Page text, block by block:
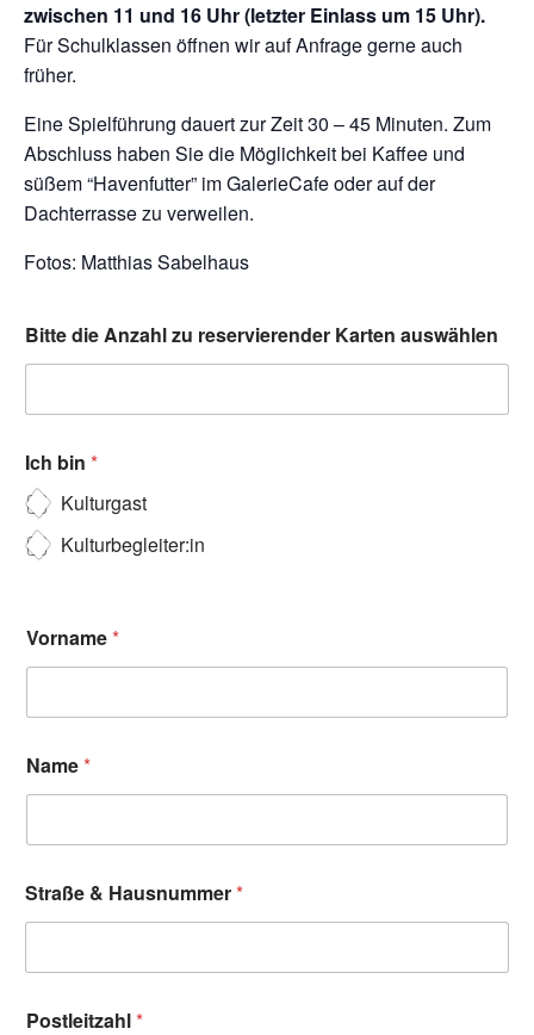
zwischen 11 und 16 Uhr (letzter Einlass um 15 Uhr).
Für Schulklassen öffnen wir auf Anfrage gerne auch
früher.
Eine Spielführung dauert zur Zeit 30 – 45 Minuten. Zum
Abschluss haben Sie die Möglichkeit bei Kaffee und
süßem “Havenfutter” im GalerieCafe oder auf der
Dachterrasse zu verweilen.
Fotos: Matthias Sabelhaus
Bitte die Anzahl zu reservierender Karten auswählen
Ich bin *
Kulturgast
Kulturbegleiter:in
Vorname*
Name*
Straße & Hausnummer*
Postleitzahl*